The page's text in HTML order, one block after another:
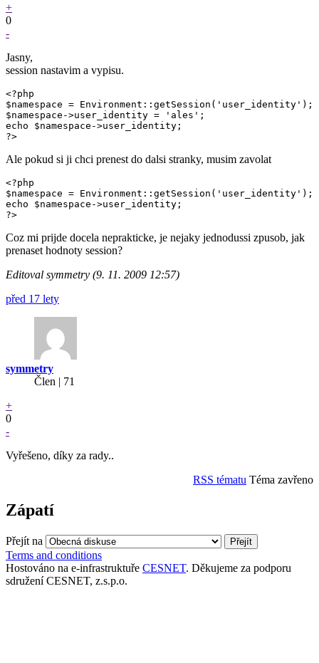
+
0
-
Jasny,
session nastavim a vypisu.
<?php
$namespace = Environment::getSession('user_identity');
$namespace->user_identity = 'ales';
echo $namespace->user_identity;
?>
Ale pokud si ji chci prenest do dalsi stranky, musim zavolat
<?php
$namespace = Environment::getSession('user_identity');
echo $namespace->user_identity;
?>
Coz mi prijde docela neprakticke, je nejaky jednodussi zpusob, jak
prenaset hodnoty session?
Editoval symmetry (9. 11. 2009 12:57)
před 17 lety
symmetry
Člen | 71
+
0
-
Vyřešeno, díky za rady..
RSS tématu Téma zavřeno
Zápatí
Přejít na
Terms and conditions
Hostováno na e-infrastruktuře CESNET. Děkujeme za podporu
sdružení CESNET, z.s.p.o.